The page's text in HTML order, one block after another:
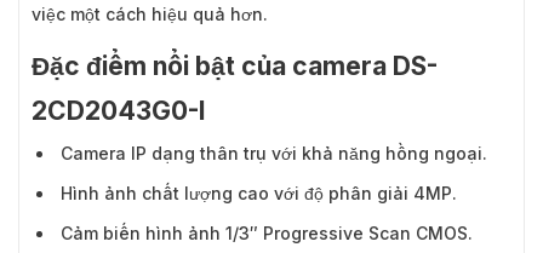
việc một cách hiệu quả hơn.
Đặc điểm nổi bật của camera DS-
2CD2043G0-I
Camera IP dạng thân trụ với khả năng hồng ngoại.
Hình ảnh chất lượng cao với độ phân giải 4MP.
Cảm biến hình ảnh 1/3″ Progressive Scan CMOS.